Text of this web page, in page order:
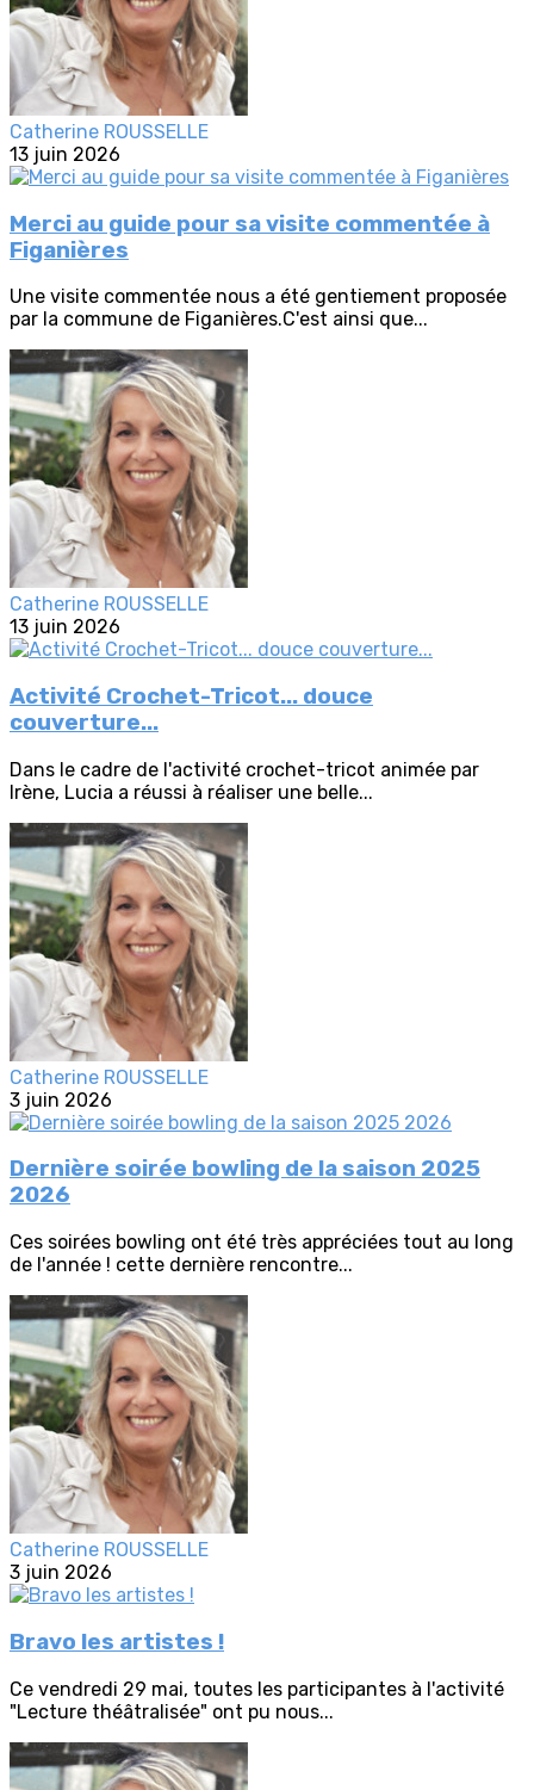
Catherine ROUSSELLE
13 juin 2026
Merci au guide pour sa visite commentée à
Figanières
Une visite commentée nous a été gentiement proposée
par la commune de Figanières.C'est ainsi que...
Catherine ROUSSELLE
13 juin 2026
Activité Crochet-Tricot... douce
couverture...
Dans le cadre de l'activité crochet-tricot animée par
Irène, Lucia a réussi à réaliser une belle...
Catherine ROUSSELLE
3 juin 2026
Dernière soirée bowling de la saison 2025
2026
Ces soirées bowling ont été très appréciées tout au long
de l'année ! cette dernière rencontre...
Catherine ROUSSELLE
3 juin 2026
Bravo les artistes !
Ce vendredi 29 mai, toutes les participantes à l'activité
"Lecture théâtralisée" ont pu nous...